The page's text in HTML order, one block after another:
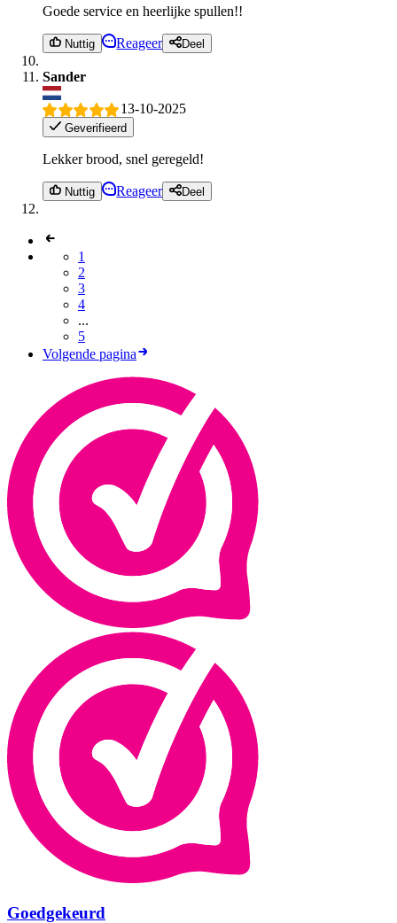
Goede service en heerlijke spullen!!
Nuttig Reageer Deel
Sander
13-10-2025
Geverifieerd
Lekker brood, snel geregeld!
Nuttig Reageer Deel
1
2
3
4
...
5
Volgende pagina
Goedgekeurd